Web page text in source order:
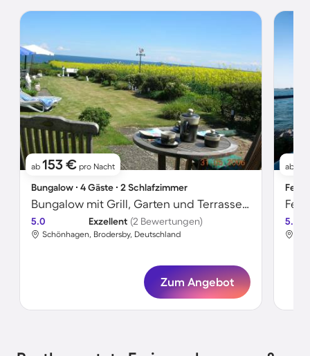
ab 153 € pro Nacht
Bungalow ∙ 4 Gäste ∙ 2 Schlafzimmer
Bungalow mit Grill, Garten und Terrasse | Gartenblick
5.0 Exzellent (2 Bewertungen)
Schönhagen, Brodersby, Deutschland
Zum Angebot
ab
5.0